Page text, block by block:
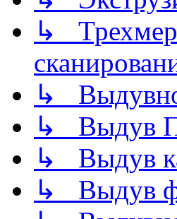
↳
↳
↳ Выдув
↳ Выдув
↳ Выдув